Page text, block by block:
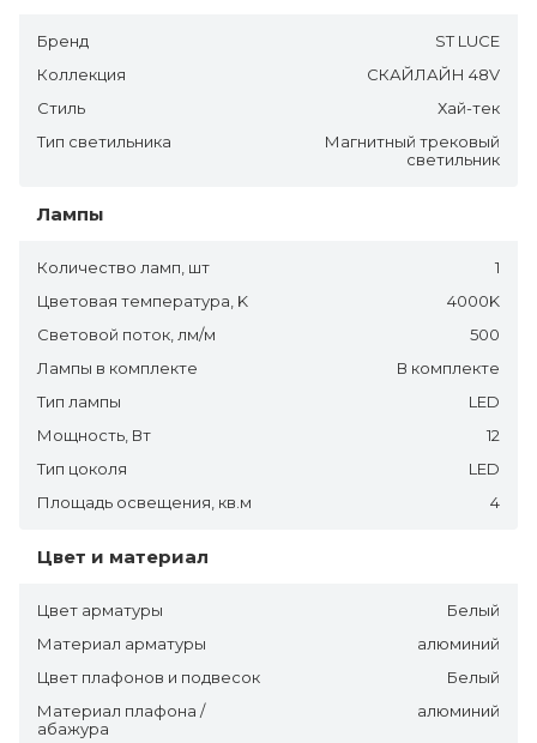
Бренд
ST LUCE
Коллекция
СКАЙЛАЙН 48V
Стиль
Хай-тек
Тип светильника
Магнитный трековый
светильник
Лампы
Количество ламп, шт
1
Цветовая температура, K
4000K
Световой поток, лм/м
500
Лампы в комплекте
В комплекте
Тип лампы
LED
Мощность, Вт
12
Тип цоколя
LED
Площадь освещения, кв.м
4
Цвет и материал
Цвет арматуры
Белый
Материал арматуры
алюминий
Цвет плафонов и подвесок
Белый
Материал плафона /
абажура
алюминий